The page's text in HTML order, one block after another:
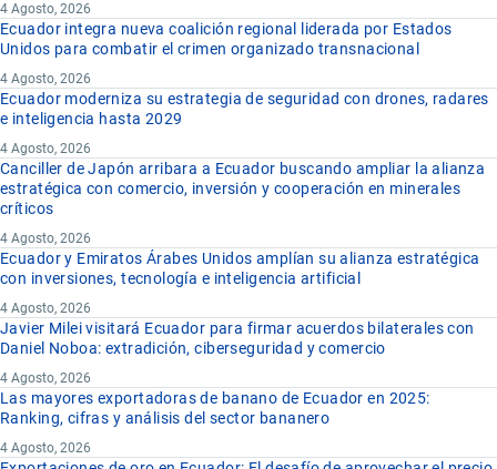
4 Agosto, 2026
Ecuador integra nueva coalición regional liderada por Estados
Unidos para combatir el crimen organizado transnacional
4 Agosto, 2026
Ecuador moderniza su estrategia de seguridad con drones, radares
e inteligencia hasta 2029
4 Agosto, 2026
Canciller de Japón arribara a Ecuador buscando ampliar la alianza
estratégica con comercio, inversión y cooperación en minerales
críticos
4 Agosto, 2026
Ecuador y Emiratos Árabes Unidos amplían su alianza estratégica
con inversiones, tecnología e inteligencia artificial
4 Agosto, 2026
Javier Milei visitará Ecuador para firmar acuerdos bilaterales con
Daniel Noboa: extradición, ciberseguridad y comercio
4 Agosto, 2026
Las mayores exportadoras de banano de Ecuador en 2025:
Ranking, cifras y análisis del sector bananero
4 Agosto, 2026